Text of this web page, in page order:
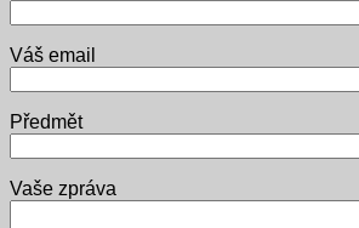
Váš email
Předmět
Vaše zpráva